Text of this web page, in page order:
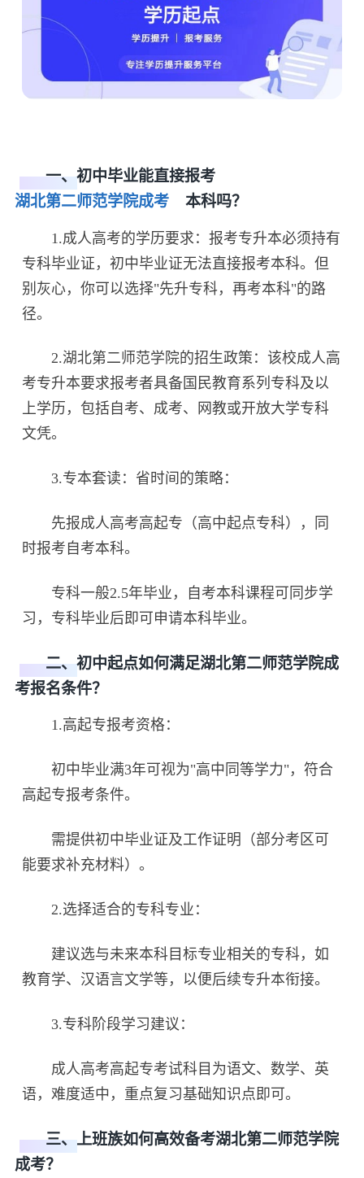
一、初中毕业能直接报考
湖北第二师范学院成考
本科吗？
1.成人高考的学历要求：报考专升本必须持有
专科毕业证，初中毕业证无法直接报考本科。但
别灰心，你可以选择"先升专科，再考本科"的路
径。
2.湖北第二师范学院的招生政策：该校成人高
考专升本要求报考者具备国民教育系列专科及以
上学历，包括自考、成考、网教或开放大学专科
文凭。
3.专本套读：省时间的策略：
先报成人高考高起专（高中起点专科），同
时报考自考本科。
专科一般2.5年毕业，自考本科课程可同步学
习，专科毕业后即可申请本科毕业。
二、初中起点如何满足湖北第二师范学院成
考报名条件？
1.高起专报考资格：
初中毕业满3年可视为"高中同等学力"，符合
高起专报考条件。
需提供初中毕业证及工作证明（部分考区可
能要求补充材料）。
2.选择适合的专科专业：
建议选与未来本科目标专业相关的专科，如
教育学、汉语言文学等，以便后续专升本衔接。
3.专科阶段学习建议：
成人高考高起专考试科目为语文、数学、英
语，难度适中，重点复习基础知识点即可。
三、上班族如何高效备考湖北第二师范学院
成考？